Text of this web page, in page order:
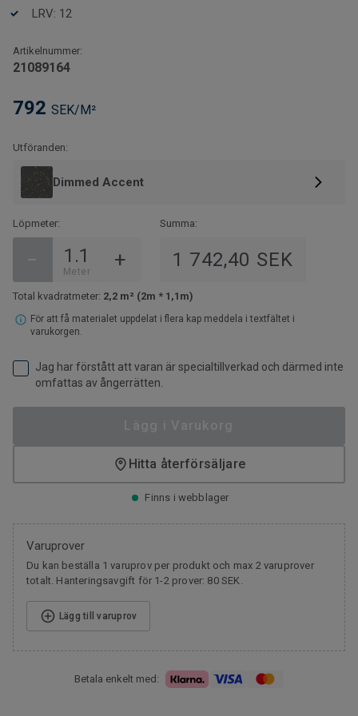
är tillverkade i Sverige och är återvinningsbara. Golven
alltid en GVK-auktoriserad fackman för att utföra
installationen i våtrum!
Vad är viktigt att tänka på vid köp och installation av
praktisk information.
LRV: 12
Artikelnummer:
21089164
792 SEK/M²
Utföranden:
Dimmed Accent
Löpmeter:
Meter +
Summa:
1 742,40 SEK
Total kvadratmeter: 2,2 m² (2m * 1,1m)
För att få materialet uppdelat i flera kap meddela i textfältet i
varukorgen.
Jag har förstått att varan är specialtillverkad och därmed inte
omfattas av ångerrätten.
Hitta återförsäljare
Finns i webblager
Varuprover
Du kan beställa 1 varuprov per produkt och max 2 varuprover
totalt. Hanteringsavgift för 1-2 prover: 80 SEK.
Lägg till varuprov
Betala enkelt med: